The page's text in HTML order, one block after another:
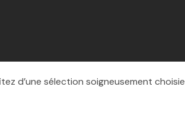
d’une sélection soigneusement